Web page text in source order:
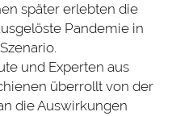
später erlebten die
Pandemie in
und Experten aus
überrollt von der
die Auswirkungen